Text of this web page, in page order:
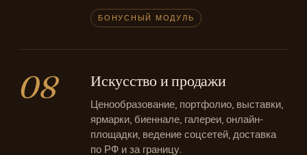
БОНУСНЫЙ МОДУЛЬ
08 Искусство и продажи
Ценообразование, портфолио, выставки,
ярмарки, биеннале, галереи, онлайн-
площадки, ведение соцсетей, доставка
по РФ и за границу.